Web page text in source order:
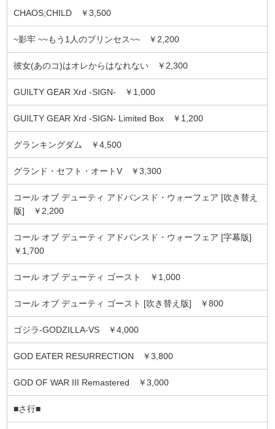
CHAOS;CHILD ￥3,500
~影牢 ~~もう1人のプリンセス~~ ￥2,200
彼女(あのコ)はオレからはなれない ￥2,300
GUILTY GEAR Xrd -SIGN- ￥1,000
GUILTY GEAR Xrd -SIGN- Limited Box ￥1,200
グランキングダム ￥4,500
グランド・セフト・オートV ￥3,300
コール オブ デューティ アドバンスド・ウォーフェア [吹き替え
版] ￥2,200
コール オブ デューティ アドバンスド・ウォーフェア [字幕版]
￥1,700
コール オブ デューティ ゴースト ￥1,000
コール オブ デューティ ゴースト [吹き替え版] ￥800
ゴジラ-GODZILLA-VS ￥4,000
GOD EATER RESURRECTION ￥3,800
GOD OF WAR III Remastered ￥3,000
■さ行■